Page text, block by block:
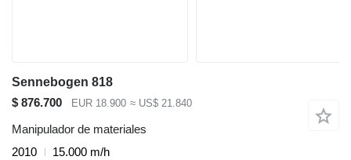
Sennebogen 818
$ 876.700
EUR 18.900 ≈ US$ 21.840
Manipulador de materiales
2010
15.000 m/h